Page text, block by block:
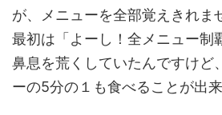
が、メニューを全部覚えきれま
最初は「よーし！全メニュー制
鼻息を荒くしていたんですけど
ーの5分の１も食べることが出来